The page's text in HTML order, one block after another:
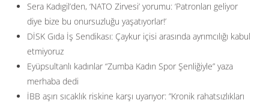
Sera Kadıgil’den, ‘NATO Zirvesi’ yorumu: ‘Patronları geliyor
diye bize bu onursuzluğu yaşatıyorlar!’
DİSK Gıda İş Sendikası: Çaykur içisi arasında ayrımcılığı kabul
etmiyoruz
Eyüpsultanlı kadınlar “Zumba Kadın Spor Şenliğiyle” yaza
merhaba dedi
İBB aşırı sıcaklık riskine karşı uyarıyor: ”Kronik rahatsızlıkları